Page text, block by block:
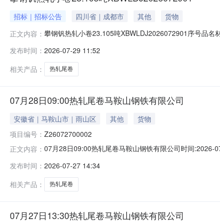
招标｜招标公告 四川省｜成都市 其他
货物
正文内容： 攀钢钒热轧小卷23.105吨XBWLDJ2026072901序号品
卷）PWB1.8*1250*C攀钢钒1/2.215折边(因非计划产品
发布时间： 2026-07-29 11:52
相关产品：
热轧尾卷
07月28日09:00热轧尾卷马鞍山钢铁有限公司
安徽省｜马鞍山市｜雨山区 其他
货物
项目编号： Z26072700002
正文内容： 07月28日09:00热轧尾卷马鞍山钢铁有限公司时间
保证金：￥1,700.00元交易保证金：￥1,700.00元竞价
发布时间： 2026-07-27 14:34
相关产品：
热轧尾卷
07月27日13:30热轧尾卷马鞍山钢铁有限公司